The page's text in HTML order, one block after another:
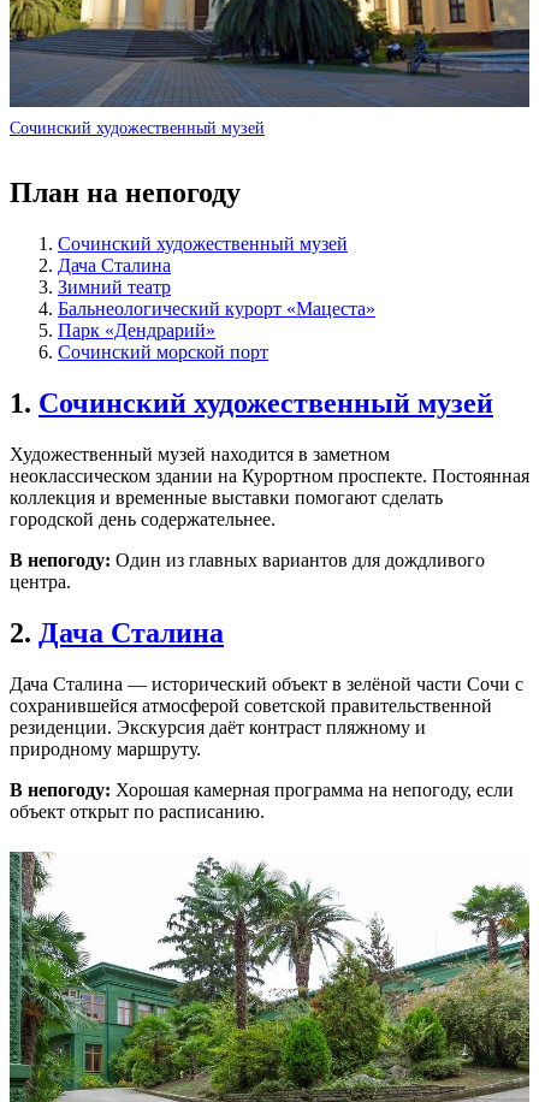
Сочинский художественный музей
План на непогоду
Сочинский художественный музей
Дача Сталина
Зимний театр
Бальнеологический курорт «Мацеста»
Парк «Дендрарий»
Сочинский морской порт
1. Сочинский художественный музей
Художественный музей находится в заметном
неоклассическом здании на Курортном проспекте. Постоянная
коллекция и временные выставки помогают сделать
городской день содержательнее.
В непогоду: Один из главных вариантов для дождливого
центра.
2. Дача Сталина
Дача Сталина — исторический объект в зелёной части Сочи с
сохранившейся атмосферой советской правительственной
резиденции. Экскурсия даёт контраст пляжному и
природному маршруту.
В непогоду: Хорошая камерная программа на непогоду, если
объект открыт по расписанию.